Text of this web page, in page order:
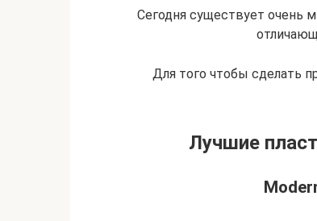
Сегодня существует очень
Для того чтобы сделать
Лучшие